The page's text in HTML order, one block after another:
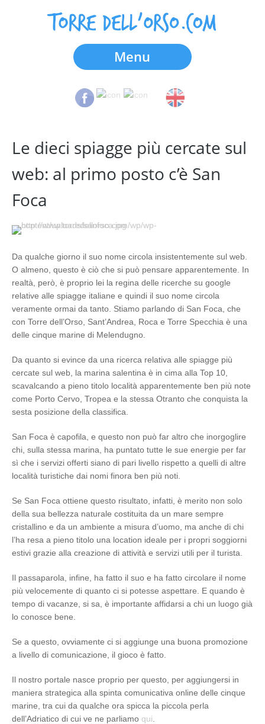
Menu
Le dieci spiagge più cercate sul
web: al primo posto c’è San
Foca
Da qualche giorno il suo nome circola insistentemente sul web.
O almeno, questo è ciò che si può pensare apparentemente. In
realtà, però, è proprio lei la regina delle ricerche su google
relative alle spiagge italiane e quindi il suo nome circola
veramente ormai da tanto. Stiamo parlando di San Foca, che
con Torre dell’Orso, Sant’Andrea, Roca e Torre Specchia è una
delle cinque marine di Melendugno.
Da quanto si evince da una ricerca relativa alle spiagge più
cercate sul web, la marina salentina è in cima alla Top 10,
scavalcando a pieno titolo località apparentemente ben più note
come Porto Cervo, Tropea e la stessa Otranto che conquista la
sesta posizione della classifica.
San Foca è capofila, e questo non può far altro che inorgoglire
chi, sulla stessa marina, ha puntato tutte le sue energie per far
sì che i servizi offerti siano di pari livello rispetto a quelli di altre
località turistiche dai nomi finora ben più noti.
Se San Foca ottiene questo risultato, infatti, è merito non solo
della sua bellezza naturale costituita da un mare sempre
cristallino e da un ambiente a misura d’uomo, ma anche di chi
l’ha resa a pieno titolo una location ideale per i propri soggiorni
estivi grazie alla creazione di attività e servizi utili per il turista.
Il passaparola, infine, ha fatto il suo e ha fatto circolare il nome
più velocemente di quanto ci si potesse aspettare. E quando è
tempo di vacanze, si sa, è importante affidarsi a chi un luogo già
lo conosce bene.
Se a questo, ovviamente ci si aggiunge una buona promozione
a livello di comunicazione, il gioco è fatto.
Il nostro portale nasce proprio per questo, per aggiungersi in
maniera strategica alla spinta comunicativa online delle cinque
marine, tra cui da qualche ora spicca la piccola perla
dell’Adriatico di cui ve ne parliamo qui